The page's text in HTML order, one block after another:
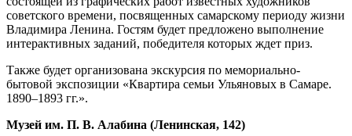
советского времени, посвященных самарскому периоду жизни
Владимира Ленина. Гостям будет предложено выполнение
интерактивных заданий, победителя которых ждет приз.
Также будет организована экскурсия по мемориально-
бытовой экспозиции «Квартира семьи Ульяновых в Самаре.
1890–1893 гг.».
Музей им. П. В. Алабина (Ленинская, 142)